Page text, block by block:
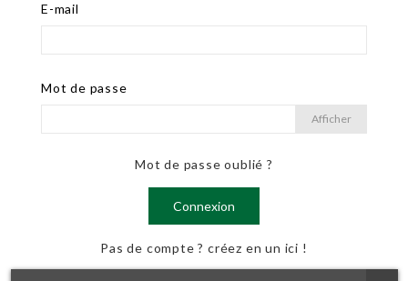
E-mail
Mot de passe
Afficher
Mot de passe oublié ?
Connexion
Pas de compte ? créez en un ici !